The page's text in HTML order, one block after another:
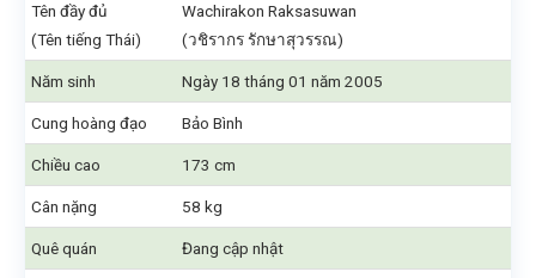
Tên đầy đủ
(Tên tiếng Thái)
Wachirakon Raksasuwan
(วชิรากร รักษาสุวรรณ)
Năm sinh Ngày 18 tháng 01 năm 2005
Cung hoàng đạo Bảo Bình
Chiều cao 173 cm
Cân nặng 58 kg
Quê quán Đang cập nhật